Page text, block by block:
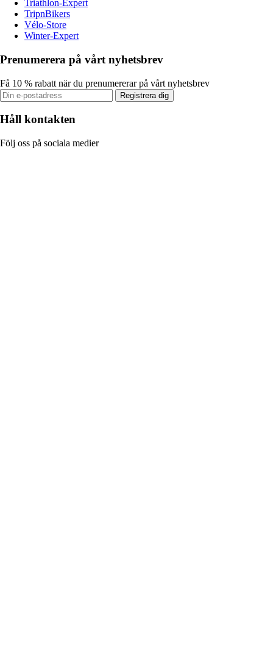
Triathlon-Expert
TripnBikers
Vélo-Store
Winter-Expert
Prenumerera på vårt nyhetsbrev
Få 10 % rabatt när du prenumererar på vårt nyhetsbrev
Registrera dig
Håll kontakten
Följ oss på sociala medier